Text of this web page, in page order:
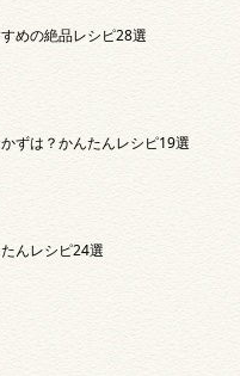
めの絶品レシピ28選
ずは？かんたんレシピ19選
んレシピ24選